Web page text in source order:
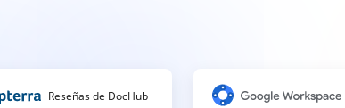
Reseñas de DocHub